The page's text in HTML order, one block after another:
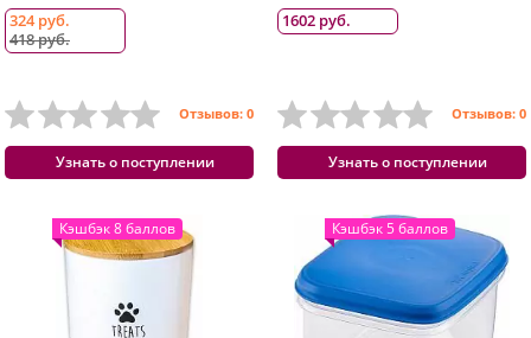
324 руб.
418 руб.
Отзывов: 0
Узнать о поступлении
1602 руб.
Отзывов: 0
Узнать о поступлении
Кэшбэк 8 баллов Кэшбэк 5 баллов